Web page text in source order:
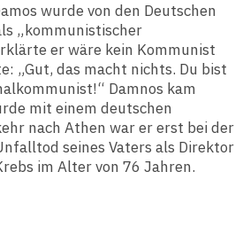
wurde von den Deutschen
„kommunistischer
er wäre kein Kommunist
„Gut, das macht nichts. Du bist
Damnos kam
mit einem deutschen
nach Athen war er erst bei der
seines Vaters als Direktor
im Alter von 76 Jahren.